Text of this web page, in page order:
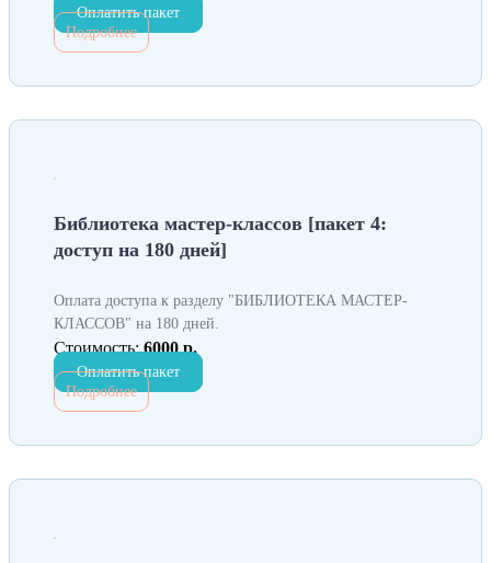
Оплатить пакет
Подробнее
Библиотека мастер-классов [пакет 4:
доступ на 180 дней]
Оплата доступа к разделу "БИБЛИОТЕКА МАСТЕР-
КЛАССОВ" на 180 дней.
Стоимость: 6000 р.
Оплатить пакет
Подробнее